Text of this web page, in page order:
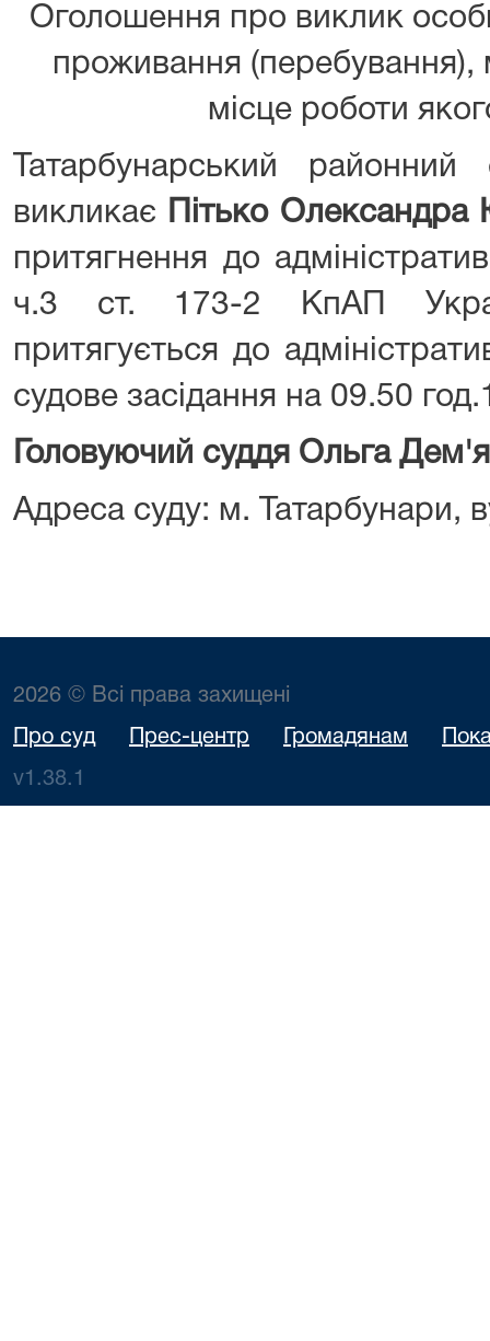
Оголошення про виклик
проживання (перебування),
місце роботи
Татарбунарський
викликає
Пітько Олександра
притягнення до
ч.3 ст. 173-2 КпАП
притягується до
судове засідання на 09.50
Головуючий суддя Ольга
Адреса суду: м. Татарбунари,
2026 © Всі права захищені
Про суд Прес-центр Громадянам
v1.38.1